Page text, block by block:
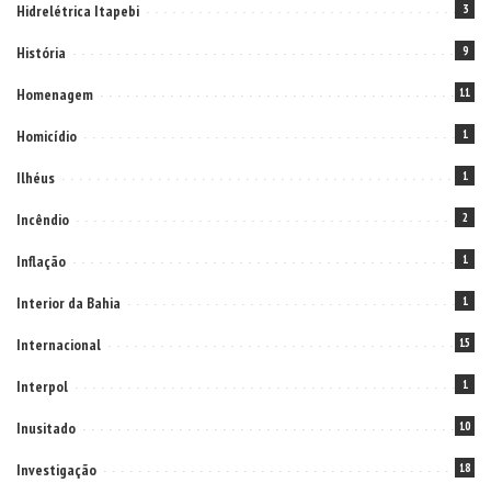
Hidrelétrica Itapebi 3
História 9
Homenagem 11
Homicídio 1
Ilhéus 1
Incêndio 2
Inflação 1
Interior da Bahia 1
Internacional 15
Interpol 1
Inusitado 10
Investigação 18